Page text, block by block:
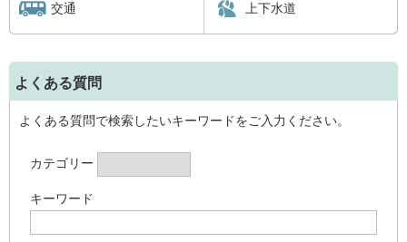
交通 上下水道
よくある質問
よくある質問で検索したいキーワードをご入力ください。
カテゴリー
キーワード